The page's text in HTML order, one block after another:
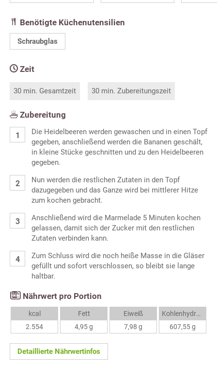
Benötigte Küchenutensilien
Schraubglas
Zeit
30 min. Gesamtzeit 30 min. Zubereitungszeit
Zubereitung
Die Heidelbeeren werden gewaschen und in einen Topf
gegeben, anschließend werden die Bananen geschält,
in kleine Stücke geschnitten und zu den Heidelbeeren
gegeben.
Nun werden die restlichen Zutaten in den Topf
dazugegeben und das Ganze wird bei mittlerer Hitze
zum kochen gebracht.
Anschließend wird die Marmelade 5 Minuten kochen
gelassen, damit sich der Zucker mit den restlichen
Zutaten verbinden kann.
Zum Schluss wird die noch heiße Masse in die Gläser
gefüllt und sofort verschlossen, so bleibt sie lange
haltbar.
Nährwert pro Portion
kcal
2.554
Fett
4,95 g
Eiweiß
7,98 g
Kohlenhydrate
607,55 g
Detaillierte Nährwertinfos